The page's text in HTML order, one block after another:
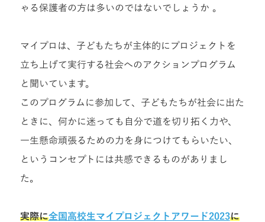
ゃる保護者の方は多いのではないでしょうか 。
マイプロは、子どもたちが主体的にプロジェクトを
立ち上げて実行する社会へのアクションプログラム
と聞いています。
このプログラムに参加して、子どもたちが社会に出た
ときに、何かに迷っても自分で道を切り拓く力や、
一生懸命頑張るための力を身につけてもらいたい、
というコンセプトには共感できるものがありまし
た。
実際に全国高校生マイプロジェクトアワード2023に